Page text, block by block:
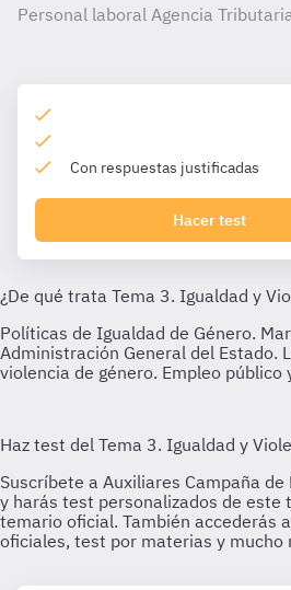
Personal laboral Agencia
Con respuestas justificadas
Hacer test